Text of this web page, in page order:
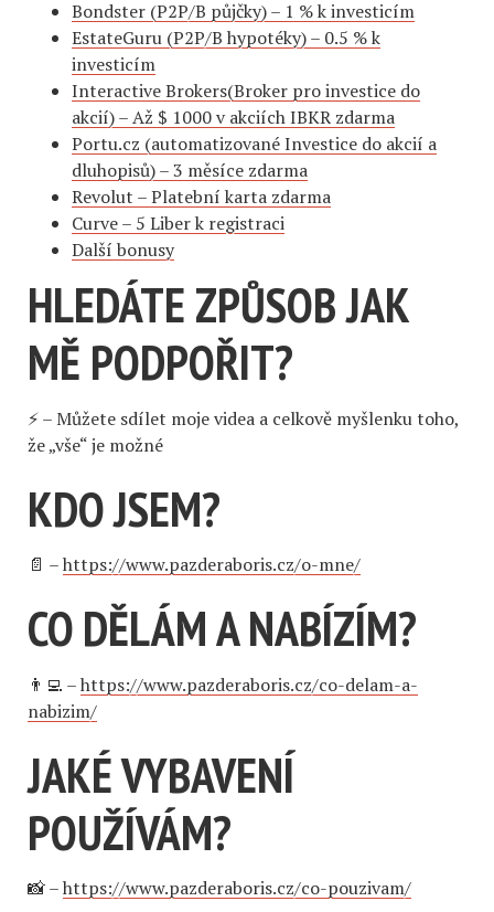
Bondster (P2P/B půjčky) – 1 % k investicím
EstateGuru (P2P/B hypotéky) – 0.5 % k
investicím
Interactive Brokers(Broker pro investice do
akcií) – Až $ 1000 v akciích IBKR zdarma
Portu.cz (automatizované Investice do akcií a
dluhopisů) – 3 měsíce zdarma
Revolut – Platební karta zdarma
Curve – 5 Liber k registraci
Další bonusy
HLEDÁTE ZPŮSOB JAK
MĚ PODPOŘIT?
⚡️ – Můžete sdílet moje videa a celkově myšlenku toho,
že „vše“ je možné
KDO JSEM?
📄 –https://www.pazderaboris.cz/o-mne/
CO DĚLÁM A NABÍZÍM?
👨‍💻 –https://www.pazderaboris.cz/co-delam-a-
nabizim/
JAKÉ VYBAVENÍ
POUŽÍVÁM?
📸 –https://www.pazderaboris.cz/co-pouzivam/